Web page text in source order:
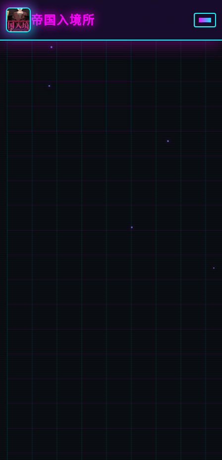
帝国入境所